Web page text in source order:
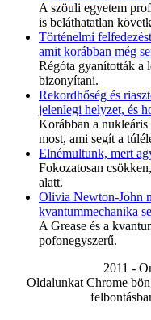
A szöuli egyetem
is beláthatatlan
Történelmi
amit korábban még
Régóta gyanították a
bizonyítani.
Rekordhőség és
jelenlegi helyzet, és
Korábban a
most, ami segít a
Elnémultunk, mert
Fokozatosan
alatt.
Olivia Newton-John
kvantummechanika
A Grease és a
pofonegyszerű.
2011 -
Oldalunkat Chrome